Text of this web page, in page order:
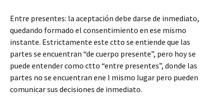
Entre presentes: la aceptación debe darse de inmediato,
quedando formado el consentimiento en ese mismo
instante. Estrictamente este ctto se entiende que las
partes se encuentran “de cuerpo presente”, pero hoy se
puede entender como ctto “entre presentes”, donde las
partes no se encuentran ene l mismo lugar pero pueden
comunicar sus decisiones de inmediato.